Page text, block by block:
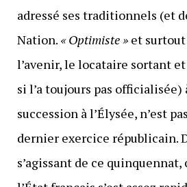
adressé ses traditionnels (et
Nation. « Optimiste »et surtout
l’avenir, le locataire sortant
si l’a toujours pas officialisée)
succession à l’Élysée, n’est
dernier exercice républicain.
s’agissant de ce quinquennat,